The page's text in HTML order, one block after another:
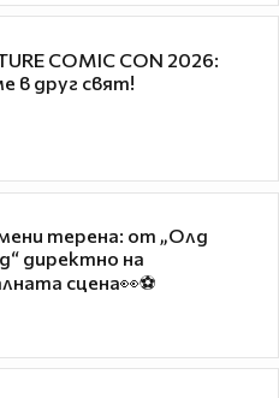
COMIC CON 2026:
в друг свят!
терена: от „Олд
директно на
сцена👀⚽